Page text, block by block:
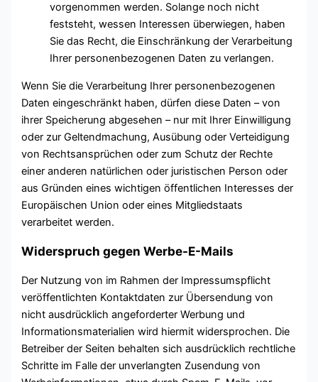
vorgenommen werden. Solange noch nicht
feststeht, wessen Interessen überwiegen, haben
Sie das Recht, die Einschränkung der Verarbeitung
Ihrer personenbezogenen Daten zu verlangen.
Wenn Sie die Verarbeitung Ihrer personenbezogenen
Daten eingeschränkt haben, dürfen diese Daten – von
ihrer Speicherung abgesehen – nur mit Ihrer Einwilligung
oder zur Geltendmachung, Ausübung oder Verteidigung
von Rechtsansprüchen oder zum Schutz der Rechte
einer anderen natürlichen oder juristischen Person oder
aus Gründen eines wichtigen öffentlichen Interesses der
Europäischen Union oder eines Mitgliedstaats
verarbeitet werden.
Widerspruch gegen Werbe-E-Mails
Der Nutzung von im Rahmen der Impressumspflicht
veröffentlichten Kontaktdaten zur Übersendung von
nicht ausdrücklich angeforderter Werbung und
Informationsmaterialien wird hiermit widersprochen. Die
Betreiber der Seiten behalten sich ausdrücklich rechtliche
Schritte im Falle der unverlangten Zusendung von